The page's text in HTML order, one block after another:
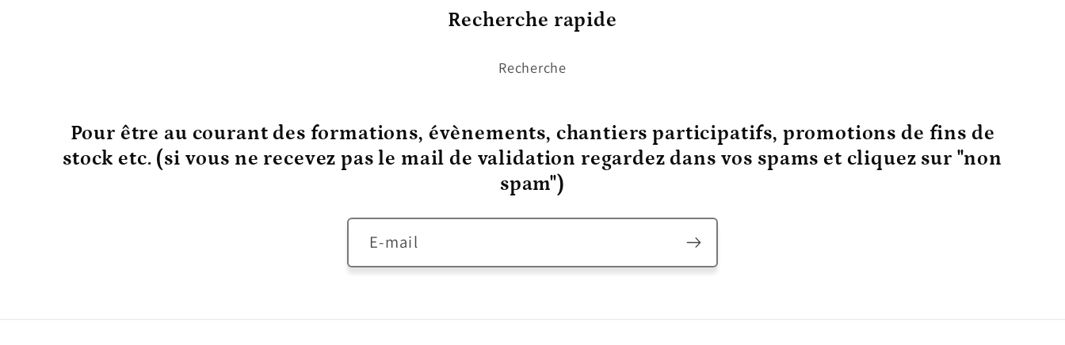
Recherche rapide
Recherche
Pour être au courantdes formations, évènements, chantiers participatifs, promotions de fins de
stock etc. (si vous ne recevez pas le mail de validation regardez dans vos spams et cliquez sur "non
spam")
E-mail